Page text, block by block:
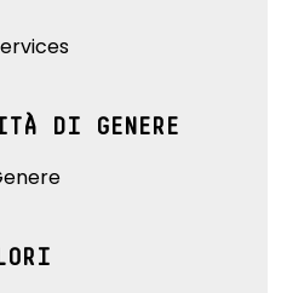
DI GENERE